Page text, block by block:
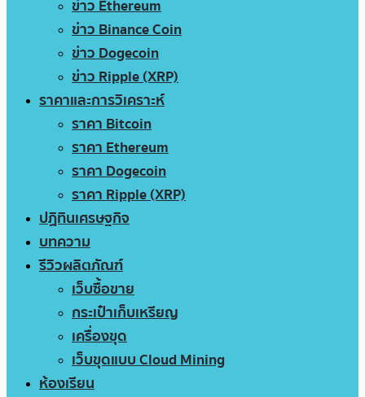
ข่าว Ethereum
ข่าว Binance Coin
ข่าว Dogecoin
ข่าว Ripple (XRP)
ราคาและการวิเคราะห์
ราคา Bitcoin
ราคา Ethereum
ราคา Dogecoin
ราคา Ripple (XRP)
ปฏิทินเศรษฐกิจ
บทความ
รีวิวผลิตภัณฑ์
เว็บซื้อขาย
กระเป๋าเก็บเหรียญ
เครื่องขุด
เว็บขุดแบบ Cloud Mining
ห้องเรียน